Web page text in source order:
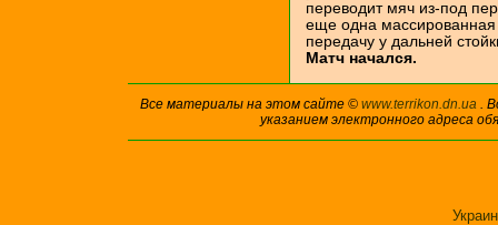
переводит мяч из-под
еще одна массированная
передачу у дальней
Матч начался.
Все материалы на этом сайте © www.terrikon.dn.ua .
указанием электронного адреса